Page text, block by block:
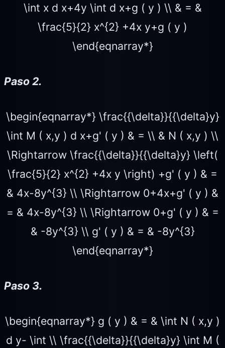
\int x d x+4y \int d x+g ( y ) \\ & = &
\frac{5}{2} x^{2} +4x y+g ( y )
\end{eqnarray*}
Paso 2.
\begin{eqnarray*} \frac{{\delta}}{{\delta}y}
\int M ( x,y ) d x+g' ( y ) & = \\ & N ( x,y ) \\
\Rightarrow \frac{{\delta}}{{\delta}y} \left(
\frac{5}{2} x^{2} +4x y \right) +g' ( y ) & =
& 4x-8y^{3} \\ \Rightarrow 0+4x+g' ( y ) &
= & 4x-8y^{3} \\ \Rightarrow 0+g' ( y ) & =
& -8y^{3} \\ g' ( y ) & = & -8y^{3}
\end{eqnarray*}
Paso 3.
\begin{eqnarray*} g ( y ) & = & \int N ( x,y )
d y- \int \\ \frac{{\delta}}{{\delta}y} \int M (